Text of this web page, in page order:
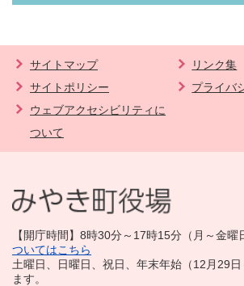
サイトマップ
リンク集
サイトポリシー
プライバ
ウェブアクセシビリティに
ついて
【開庁時間】8時30分～17時15分（月～金
ついてはこちら
土曜日、日曜日、祝日、年末年始（12月29
ます。